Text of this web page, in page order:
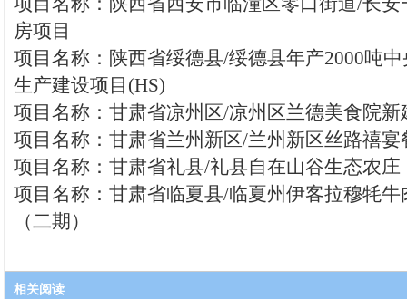
房项目
项目名称：陕西省绥德县/绥德县年产2000吨
生产建设项目(HS)
项目名称：甘肃省凉州区/凉州区兰德美食院新
项目名称：甘肃省兰州新区/兰州新区丝路禧宴
项目名称：甘肃省礼县/礼县自在山谷生态农庄
项目名称：甘肃省临夏县/临夏州伊客拉穆牦
（二期）
相关阅读